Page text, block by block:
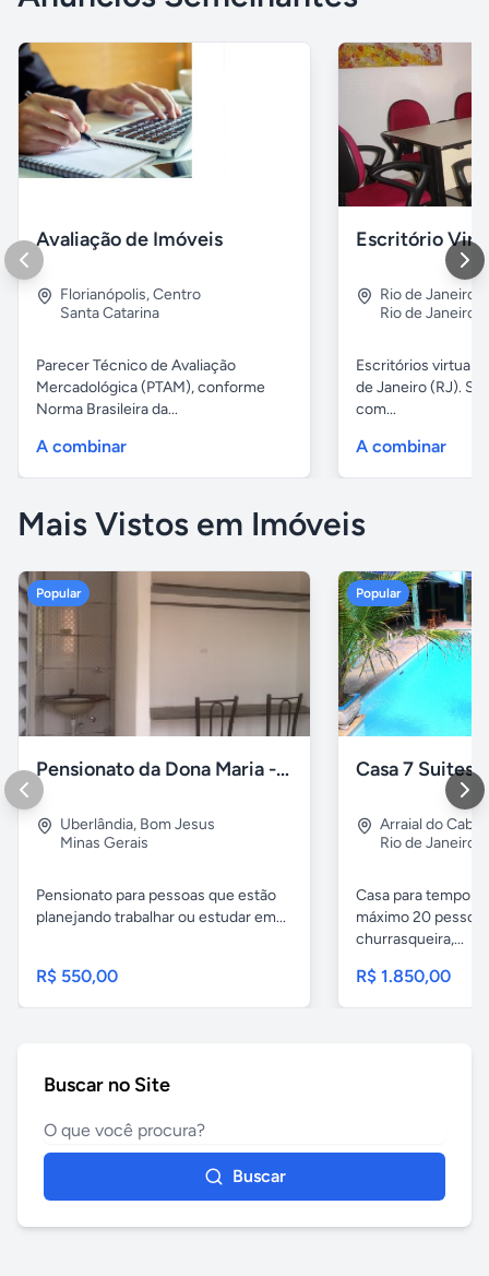
Avaliação de Imóveis
Florianópolis,Centro
Santa Catarina
Parecer Técnico de Avaliação
Mercadológica (PTAM), conforme
Norma Brasileira da...
A combinar
Escritório
Rio de Janeiro
Rio de Janeiro
Escritórios virtuais
de Janeiro (RJ).
com...
A combinar
Mais Vistos em Imóveis
Popular
Pensionato da Dona Maria - Uberlândia/MG
Uberlândia, Bom Jesus
Minas Gerais
Pensionato para pessoas que estão
planejando trabalhar ou estudar em...
R$ 550,00
Popular
Arraial do Cabo
Rio de Janeiro
Casa para
máximo 20
churrasqueira,...
R$ 1.850,00
Buscar no Site
Buscar